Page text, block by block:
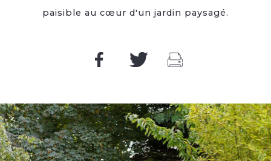
paisible au cœur d'un jardin paysagé.